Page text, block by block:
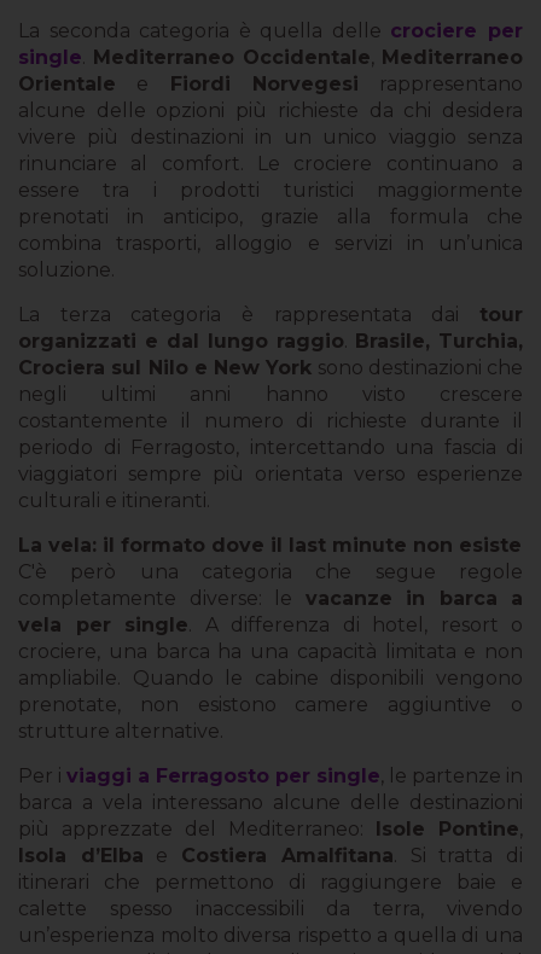
La seconda categoria è quella delle crociere per
single. Mediterraneo Occidentale, Mediterraneo
Orientale e Fiordi Norvegesi rappresentano
alcune delle opzioni più richieste da chi desidera
vivere più destinazioni in un unico viaggio senza
rinunciare al comfort. Le crociere continuano a
essere tra i prodotti turistici maggiormente
prenotati in anticipo, grazie alla formula che
combina trasporti, alloggio e servizi in un’unica
soluzione.
La terza categoria è rappresentata dai tour
organizzati e dal lungo raggio. Brasile, Turchia,
Crociera sul Nilo e New York sono destinazioni che
negli ultimi anni hanno visto crescere
costantemente il numero di richieste durante il
periodo di Ferragosto, intercettando una fascia di
viaggiatori sempre più orientata verso esperienze
culturali e itineranti.
La vela: il formato dove il last minute non esiste
C'è però una categoria che segue regole
completamente diverse: le vacanze in barca a
vela per single. A differenza di hotel, resort o
crociere, una barca ha una capacità limitata e non
ampliabile. Quando le cabine disponibili vengono
prenotate, non esistono camere aggiuntive o
strutture alternative.
Per i viaggi a Ferragosto per single, le partenze in
barca a vela interessano alcune delle destinazioni
più apprezzate del Mediterraneo: Isole Pontine,
Isola d’Elba e Costiera Amalfitana. Si tratta di
itinerari che permettono di raggiungere baie e
calette spesso inaccessibili da terra, vivendo
un’esperienza molto diversa rispetto a quella di una